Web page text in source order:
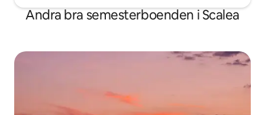
Andra bra semesterboenden i Scalea